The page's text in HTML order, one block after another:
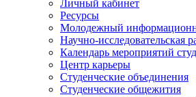
Личный кабинет
Ресурсы
Молодежный
Научно-исследовательская
Календарь мероприятий
Центр карьеры
Студенческие объединения
Студенческие общежития